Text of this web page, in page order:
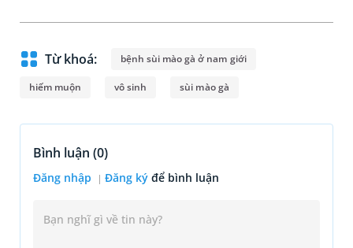
Từ khoá: bệnh sùi mào gà ở nam giới
hiếm muộn vô sinh sùi mào gà
Bình luận (0)
Đăng nhập Đăng ký để bình luận